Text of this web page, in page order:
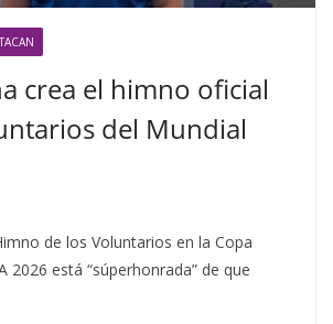
crea el himno oficial
del Mundial
de los Voluntarios en la Copa
2026 está “súperhonrada” de que